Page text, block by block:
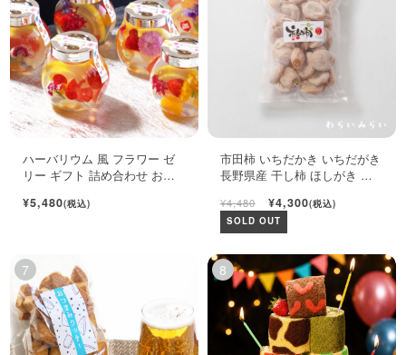
ハーバリウム 風 フラワー ゼ
リー ギフト 詰め合わせ おし
¥5,480(税込)
市田柿 いちだかき いちだがき
長野県産 干し柿 ほしがき い
¥4,480 ¥4,300(税込)
SOLD OUT